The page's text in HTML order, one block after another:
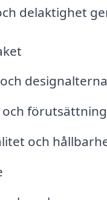
delaktighet
och
och